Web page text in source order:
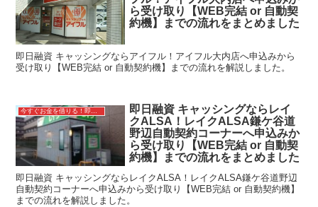
ら受け取り【WEB完結 or 自動契
約機】までの流れをまとめました
即日融資 キャッシングならアイフル！アイフル大内店へ申込みから
受け取り【WEB完結 or 自動契約機】までの流れを解説しました。
今すぐお金を借りる！即日融資キャッシング
即日融資 キャッシングならレイ
クALSA！レイクALSA鎌ケ谷道
野辺自動契約コーナーへ申込みか
ら受け取り【WEB完結 or 自動契
約機】までの流れをまとめました
即日融資 キャッシングならレイクALSA！レイクALSA鎌ケ谷道野辺
自動契約コーナーへ申込みから受け取り【WEB完結 or 自動契約機】
までの流れを解説しました。